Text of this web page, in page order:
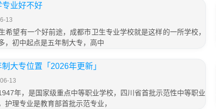
业好不好
13
希望有一个好前途，成都市卫生专业学校就是这样的一所学校，
，初中起点是五年制大专，高中
大专位置「2026年更新」
13
年，是国家级重点中等职业学校，四川省首批示范性中等职业
护理专业是教育部首批示范专业，